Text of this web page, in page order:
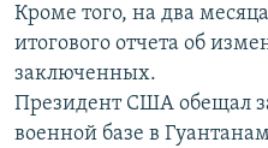
Кроме того, на два
итогового отчета об
заключенных.
Президент США обещал
военной базе в